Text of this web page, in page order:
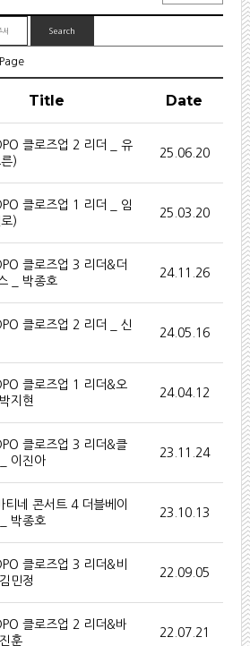
Title Date
클로즈업 2 리더 _ 유
)
25.06.20
클로즈업 1 리더 _ 임
)
25.03.20
클로즈업 3 리더&더
_ 박종호
24.11.26
클로즈업 2 리더 _ 신
24.05.16
클로즈업 1 리더&오
지현
24.04.12
클로즈업 3 리더&클
이진아
23.11.24
티네 콘서트 4 더블베이
박종호
23.10.13
클로즈업 3 리더&비
민정
22.09.05
클로즈업 2 리더&바
훈
22.07.21